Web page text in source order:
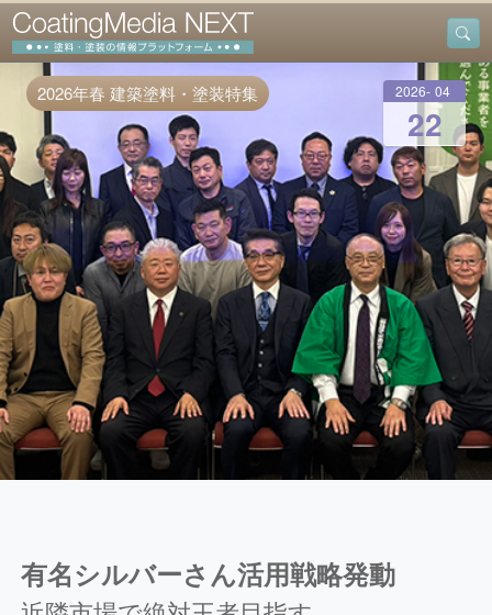
2026 - 04-
22
2026年春 建築塗料・塗装特集
有名シルバーさん活用戦略発動